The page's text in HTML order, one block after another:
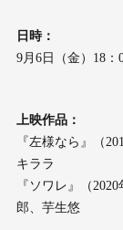
⽇時：
9⽉6⽇（⾦）18：
上映作品：
『左様なら』（
キララ
『ソワレ』（
郎、芋⽣悠